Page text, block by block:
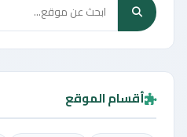
أقسام الموقع